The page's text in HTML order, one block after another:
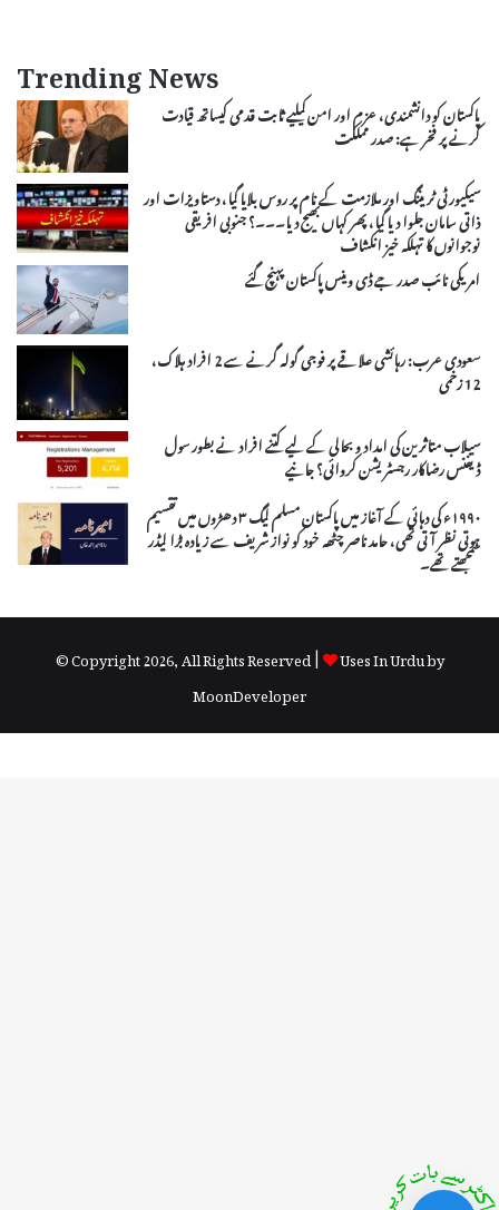
Trending News
پاکستان کو دانشمندی، عزم اور امن کیلیے ثابت قدمی کیساتھ قیادت
کرنے پر فخر ہے: صدر مملکت
سیکیورٹی ٹریننگ اور ملازمت کے نام پر روس بلایا گیا، دستاویزات اور
ذاتی سامان جلوا دیا گیا، پھر کہاں بھیج دیا۔۔۔؟ جنوبی افریقی
نوجوانوں کا تہلکہ خیز انکشاف
امریکی نائب صدر جے ڈی وینس پاکستان پہنچ گئے
سعودی عرب: رہائشی علاقے پر فوجی گولہ گرنے سے 2 افراد ہلاک،
12 زخمی
سیلاب متاثرین کی امداد و بحالی کے لیے کتنے افراد نے بطور سول
ڈیفنس رضاکار رجسٹریشن کروائی؟ جانیے
۱۹۹۰ء کی دہائی کے آغاز میں پاکستان مسلم لیگ ۳ دھڑوں میں تقسیم
ہوتی نظر آتی تھی، حامد ناصر چٹھہ خود کو نواز شریف سے زیادہ بڑا لیڈر
سمجھتے تھے۔
© Copyright 2026, All Rights Reserved |
Uses In Urdu by
MoonDeveloper